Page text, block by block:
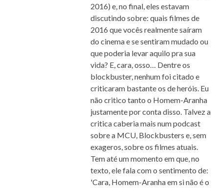
2016) e, no final, eles estavam
discutindo sobre: quais filmes de
2016 que vocês realmente saíram
do cinema e se sentiram mudado ou
que poderia levar aquilo pra sua
vida? E, cara, osso… Dentre os
blockbuster, nenhum foi citado e
criticaram bastante os de heróis. Eu
não critico tanto o Homem-Aranha
justamente por conta disso. Talvez a
critica caberia mais num podcast
sobre a MCU, Blockbusters e, sem
exageros, sobre os filmes atuais.
Tem até um momento em que, no
texto, ele fala com o sentimento de:
'Cara, Homem-Aranha em si não é o